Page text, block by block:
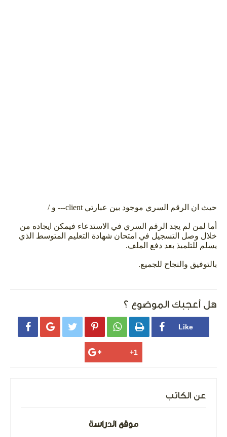
حيث ان الرقم السري موجود بين عبارتي client--- و /
أما لمن لم يجد الرقم السري في الاستدعاء فيمكن ايجاده من
خلال وصل التسجيل في امتحان شهادة التعليم المتوسط الذي
يسلم للتلميذ بعد دفع الملف.
بالتوفيق والنجاح للجميع.
هل أعجبك الموضوع ؟
     
عن الكاتب
موقع الدراسة